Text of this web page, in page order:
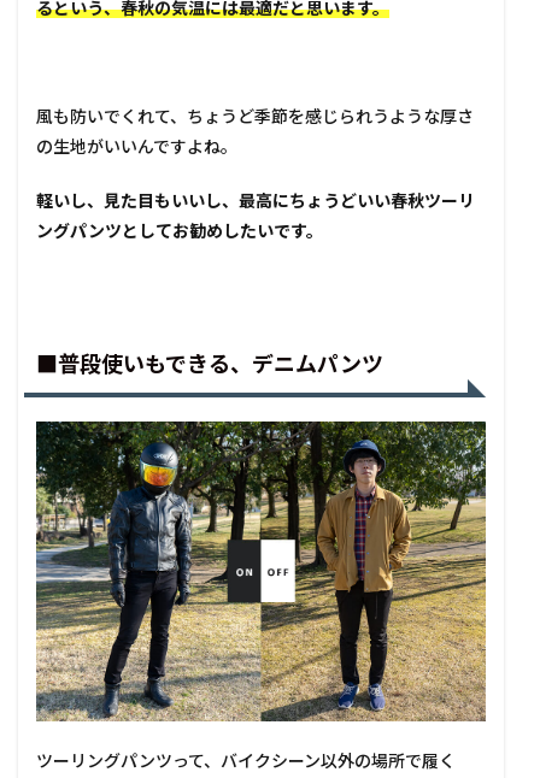
るという、春秋の気温には最適だと思います。
風も防いでくれて、ちょうど季節を感じられうような厚さ
の生地がいいんですよね。
軽いし、見た目もいいし、最高にちょうどいい春秋ツーリ
ングパンツとしてお勧めしたいです。
■普段使いもできる、デニムパンツ
ツーリングパンツって、バイクシーン以外の場所で履く